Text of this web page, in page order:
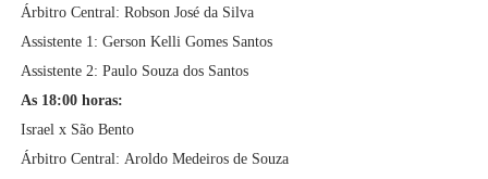
Árbitro Central: Robson José da Silva
Assistente 1: Gerson Kelli Gomes Santos
Assistente 2: Paulo Souza dos Santos
As 18:00 horas:
Israel x São Bento
Árbitro Central: Aroldo Medeiros de Souza